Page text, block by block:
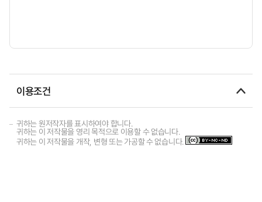
이용조건
귀하는 원저작자를 표시하여야 합니다.
귀하는 이 저작물을 영리 목적으로 이용할 수 없습니다.
귀하는 이 저작물을 개작, 변형 또는 가공할 수 없습니다.